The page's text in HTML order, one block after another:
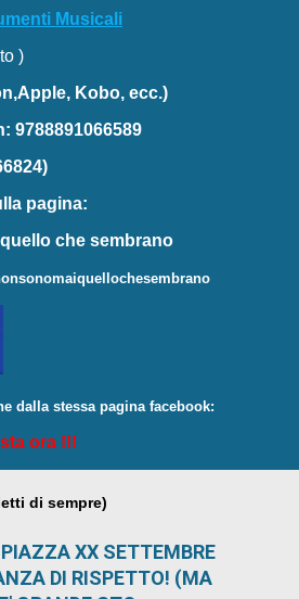
Musicali
)
Kobo, ecc.)
9788891066589
pagina:
che sembrano
dalla stessa pagina facebook:
ora !!!
di sempre)
XX SETTEMBRE
DI RISPETTO! (MA